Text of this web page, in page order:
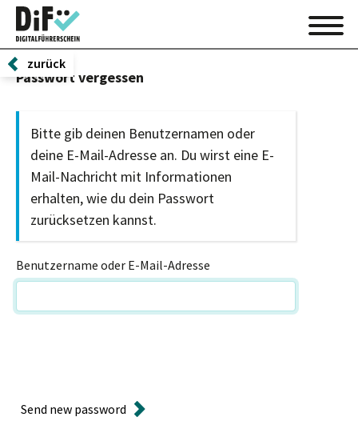
zurück
Passwort vergessen
Bitte gib deinen Benutzernamen oder
deine E-Mail-Adresse an. Du wirst eine E-
Mail-Nachricht mit Informationen
erhalten, wie du dein Passwort
zurücksetzen kannst.
Benutzername oder E-Mail-Adresse
Send new password